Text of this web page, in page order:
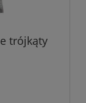
trójkąty